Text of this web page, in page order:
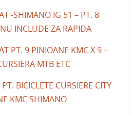
-SHIMANO IG 51 – PT. 8
INCLUDE ZA RAPIDA
PT. 9 PINIOANE KMC X 9 –
MTB ETC
BICICLETE CURSIERE CITY
KMC SHIMANO